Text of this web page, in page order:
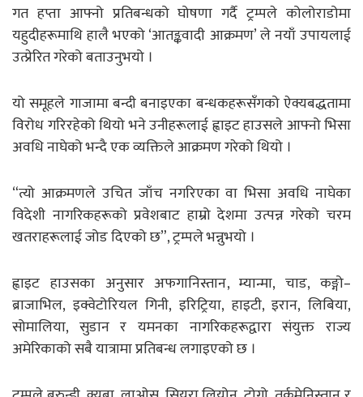
गत हप्ता आफ्नो प्रतिबन्धको घोषणा गर्दै ट्रम्पले कोलोराडोमा
यहुदीहरूमाथि हालै भएको ‘आतङ्कवादी आक्रमण’ ले नयाँ उपायलाई
उत्प्रेरित गरेको बताउनुभयो ।
यो समूहले गाजामा बन्दी बनाइएका बन्धकहरूसँगको ऐक्यबद्धतामा
विरोध गरिरहेको थियो भने उनीहरूलाई ह्वाइट हाउसले आफ्नो भिसा
अवधि नाघेको भन्दै एक व्यक्तिले आक्रमण गरेको थियो ।
“त्यो आक्रमणले उचित जाँच नगरिएका वा भिसा अवधि नाघेका
विदेशी नागरिकहरूको प्रवेशबाट हाम्रो देशमा उत्पन्न गरेको चरम
खतराहरूलाई जोड दिएको छ”, ट्रम्पले भन्नुभयो ।
ह्वाइट हाउसका अनुसार अफगानिस्तान, म्यान्मा, चाड, कङ्गो–
ब्राजाभिल, इक्वेटोरियल गिनी, इरिट्रिया, हाइटी, इरान, लिबिया,
सोमालिया, सुडान र यमनका नागरिकहरूद्वारा संयुक्त राज्य
अमेरिकाको सबै यात्रामा प्रतिबन्ध लगाइएको छ ।